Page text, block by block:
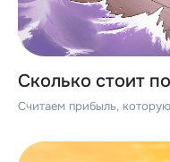
Сколько стоит
Считаем прибыль,